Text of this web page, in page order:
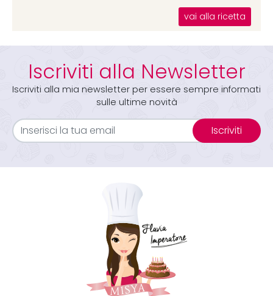
vai alla ricetta
Iscriviti alla Newsletter
Iscriviti alla mia newsletter per essere sempre informati
sulle ultime novità
Iscriviti